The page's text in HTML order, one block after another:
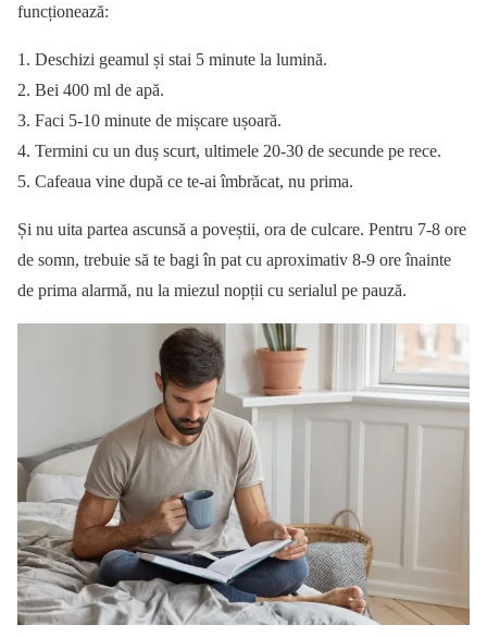
funcționează:
Deschizi geamul și stai 5 minute la lumină.
Bei 400 ml de apă.
Faci 5-10 minute de mișcare ușoară.
Termini cu un duș scurt, ultimele 20-30 de secunde pe rece.
Cafeaua vine după ce te-ai îmbrăcat, nu prima.
Și nu uita partea ascunsă a poveștii, ora de culcare. Pentru 7-8 ore
de somn, trebuie să te bagi în pat cu aproximativ 8-9 ore înainte
de prima alarmă, nu la miezul nopții cu serialul pe pauză.